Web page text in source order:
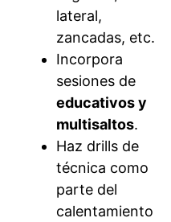
lateral,
zancadas, etc.
Incorpora
sesiones de
educativos y
multisaltos.
Haz drills de
técnica como
parte del
calentamiento